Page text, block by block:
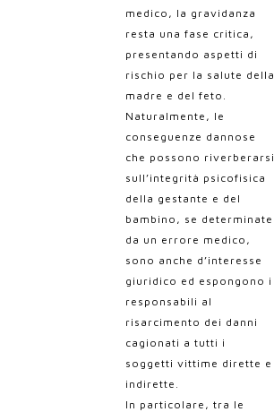
medico, la gravidanza
resta una fase critica,
presentando aspetti di
rischio per la salute della
madre e del feto.
Naturalmente, le
conseguenze dannose
che possono riverberarsi
sull’integrità psicofisica
della gestante e del
bambino, se determinate
da un errore medico,
sono anche d’interesse
giuridico ed espongono i
responsabili al
risarcimento dei danni
cagionati a tutti i
soggetti vittime dirette e
indirette.
In particolare, tra le